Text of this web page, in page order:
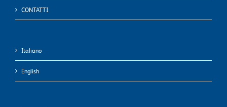
CONTATTI
Italiano
English